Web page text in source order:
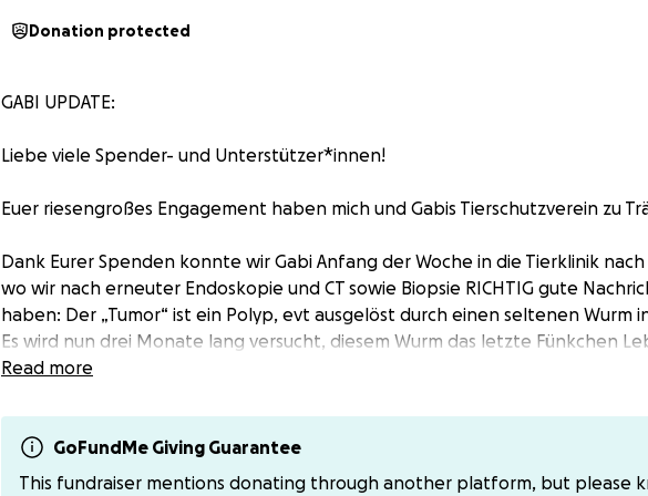
Donation protected
GABI UPDATE:
Liebe viele Spender- und Unterstützer*innen!
Euer riesengroßes Engagement haben mich und Gabis Tierschutzverein zu
Dank Eurer Spenden konnte wir Gabi Anfang der Woche in die Tierklinik
wo wir nach erneuter Endoskopie und CT sowie Biopsie RICHTIG gute
haben: Der „Tumor“ ist ein Polyp, evt ausgelöst durch einen seltenen Wurm
Es wird nun drei Monate lang versucht, diesem Wurm das letzte Fünkchen
In drei Monaten geht es wieder zur Kontroll-Endoskopie nach Gießen, dann
Stelle sitzt, wäre eine OP nicht annähernd so riskant und käme das Teil nicht
Gabi hat also gute Chancen, ganz gesund zu werden❤️❤️❤️.
Bis dahin gibt es weiter „Dosensuppe“, die sie liebt.
Read more
GoFundMe Giving Guarantee
This fundraiser mentions donating through another platform, but please